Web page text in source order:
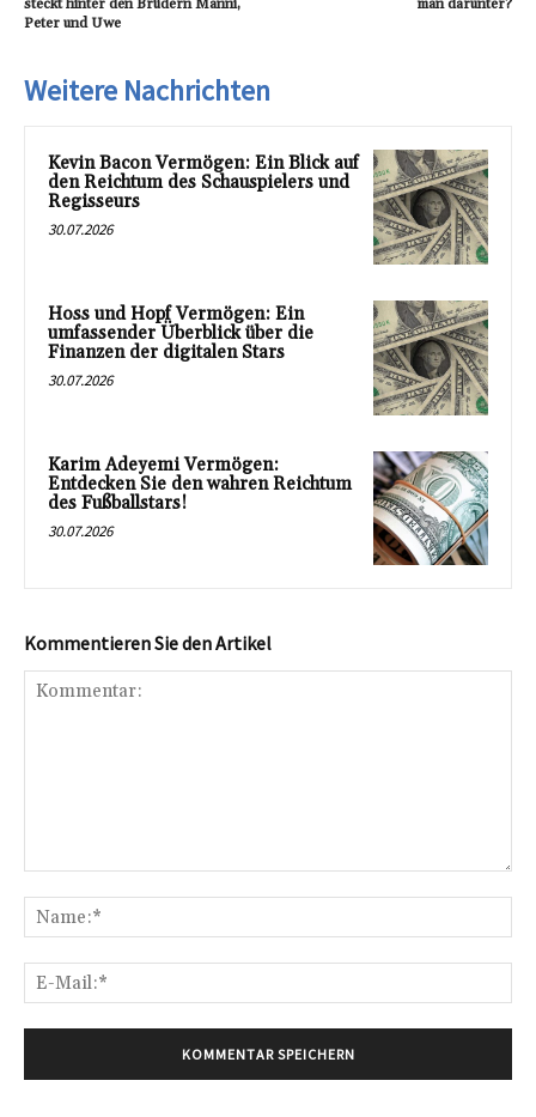
steckt hinter den Brüdern Manni,
Peter und Uwe
man darunter?
Weitere Nachrichten
Kevin Bacon Vermögen: Ein Blick auf
den Reichtum des Schauspielers und
Regisseurs
30.07.2026
Hoss und Hopf Vermögen: Ein
umfassender Überblick über die
Finanzen der digitalen Stars
30.07.2026
Karim Adeyemi Vermögen:
Entdecken Sie den wahren Reichtum
des Fußballstars!
30.07.2026
Kommentieren Sie den Artikel